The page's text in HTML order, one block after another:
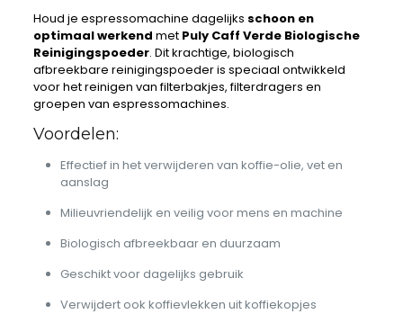
Houd je espressomachine dagelijks schoon en
optimaal werkend met Puly Caff Verde Biologische
Reinigingspoeder. Dit krachtige, biologisch
afbreekbare reinigingspoeder is speciaal ontwikkeld
voor het reinigen van filterbakjes, filterdragers en
groepen van espressomachines.
Voordelen:
Effectief in het verwijderen van koffie-olie, vet en
aanslag
Milieuvriendelijk en veilig voor mens en machine
Biologisch afbreekbaar en duurzaam
Geschikt voor dagelijks gebruik
Verwijdert ook koffievlekken uit koffiekopjes